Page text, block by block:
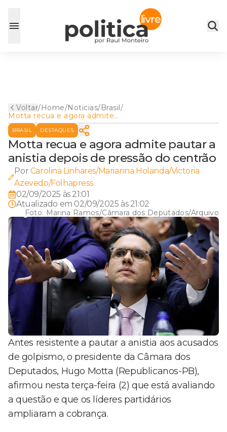
Voltar/Home/Noticias/Brasil/
Motta recua e agora admite
pautar a anistia depois de
pressão do centrão
BRASIL DESTAQUES
Motta recua e agora admite pautar a
anistia depois de pressão do centrão
Por Carolina Linhares/Marianna Holanda/Victoria
Azevedo/Folhapress
02/09/2025 às 21:01
Atualizado em 02/09/2025 às 21:02
Foto: Marina Ramos/Câmara dos Deputados/Arquivo
Antes resistente a pautar a anistia aos acusados
de golpismo, o presidente da Câmara dos
Deputados, Hugo Motta (Republicanos-PB),
afirmou nesta terça-feira (2) que está avaliando
a questão e que os líderes partidários
ampliaram a cobrança.